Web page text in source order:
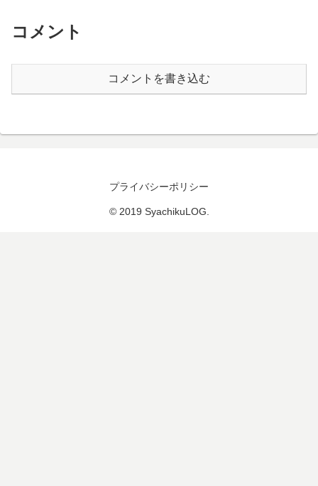
コメント
コメントを書き込む
プライバシーポリシー
© 2019 SyachikuLOG.